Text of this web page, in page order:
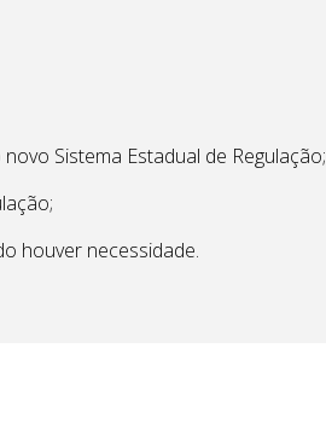
Sistema Estadual de Regulação;
houver necessidade.